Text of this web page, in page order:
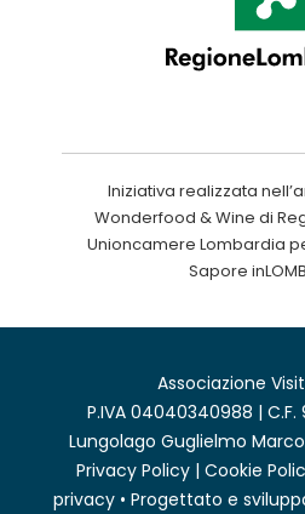
Iniziativa realizzata
Wonderfood & Wine di
Unioncamere Lombardia
Sapore
Associazione
P.IVA 04040340988 |
Lungolago Guglielmo
Privacy Policy | Cookie
privacy• Progettato e